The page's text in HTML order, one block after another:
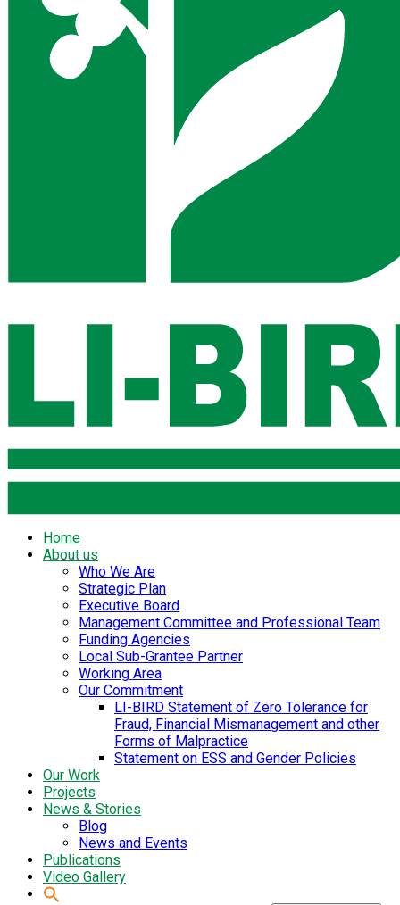
Home
About us
Who We Are
Strategic Plan
Executive Board
Management Committee and Professional Team
Funding Agencies
Local Sub-Grantee Partner
Working Area
Our Commitment
LI-BIRD Statement of Zero Tolerance for
Fraud, Financial Mismanagement and other
Forms of Malpractice
Statement on ESS and Gender Policies
Our Work
Projects
News & Stories
Blog
News and Events
Publications
Video Gallery